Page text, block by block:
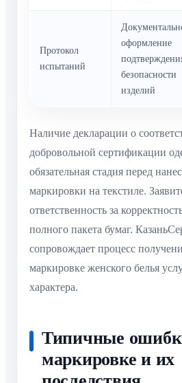
Протокол
испытаний
оформление
безопасности
изделий
Наличие декларации о
добровольной сертификации
обязательная стадия перед
маркировки на текстиле.
ответственность за
полного пакета бумаг.
сопровождает процесс
маркировке женского белья
характера.
Типичные
маркировке и их